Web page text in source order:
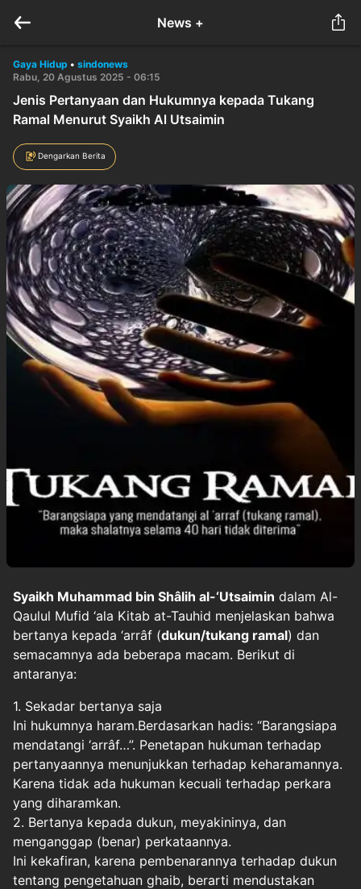
News +
Gaya Hidup • sindonews
Rabu, 20 Agustus 2025 - 06:15
Jenis Pertanyaan dan Hukumnya kepada Tukang
Ramal Menurut Syaikh Al Utsaimin
Dengarkan Berita
Syaikh Muhammad bin Shâlih al-‘Utsaimin dalam Al-
Qaulul Mufid ‘ala Kitab at-Tauhid menjelaskan bahwa
bertanya kepada ‘arrâf (dukun/tukang ramal) dan
semacamnya ada beberapa macam. Berikut di
antaranya:
1. Sekadar bertanya saja
Ini hukumnya haram.Berdasarkan hadis: “Barangsiapa
mendatangi ‘arrâf…”. Penetapan hukuman terhadap
pertanyaannya menunjukkan terhadap keharamannya.
Karena tidak ada hukuman kecuali terhadap perkara
yang diharamkan.
2. Bertanya kepada dukun, meyakininya, dan
menganggap (benar) perkataannya.
Ini kekafiran, karena pembenarannya terhadap dukun
tentang pengetahuan ghaib, berarti mendustakan